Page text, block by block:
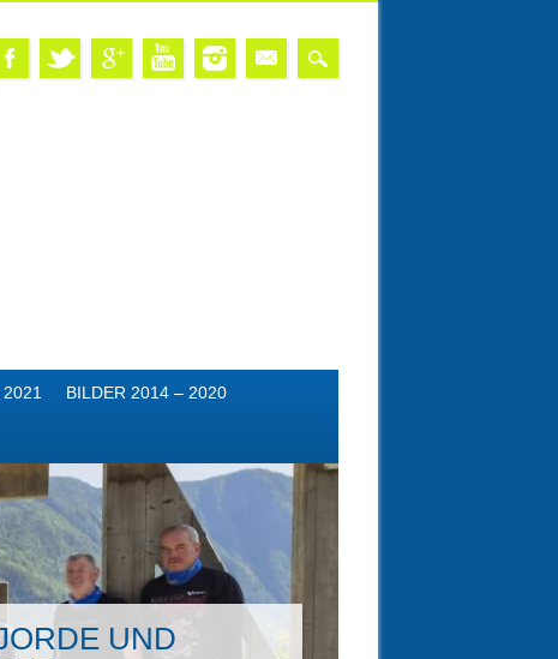
2021 BILDER 2014 – 2020
UND